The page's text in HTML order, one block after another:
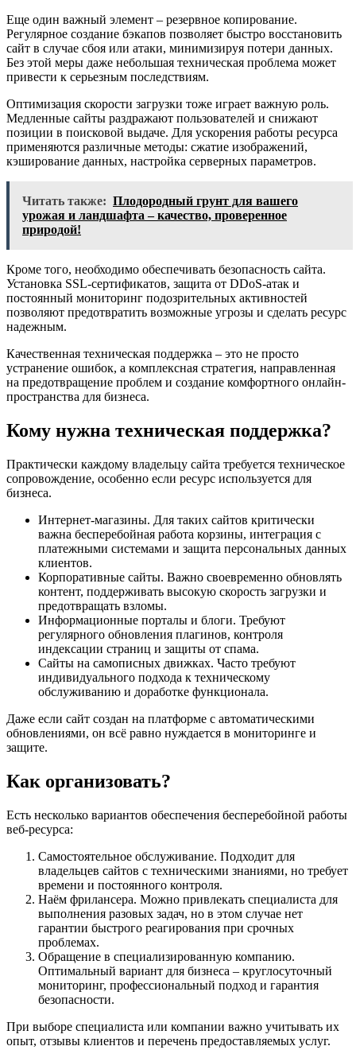
Еще один важный элемент – резервное копирование.
Регулярное создание бэкапов позволяет быстро восстановить
сайт в случае сбоя или атаки, минимизируя потери данных.
Без этой меры даже небольшая техническая проблема может
привести к серьезным последствиям.
Оптимизация скорости загрузки тоже играет важную роль.
Медленные сайты раздражают пользователей и снижают
позиции в поисковой выдаче. Для ускорения работы ресурса
применяются различные методы: сжатие изображений,
кэширование данных, настройка серверных параметров.
Читать также: Плодородный грунт для вашего
урожая и ландшафта – качество, проверенное
природой!
Кроме того, необходимо обеспечивать безопасность сайта.
Установка SSL-сертификатов, защита от DDoS-атак и
постоянный мониторинг подозрительных активностей
позволяют предотвратить возможные угрозы и сделать ресурс
надежным.
Качественная техническая поддержка – это не просто
устранение ошибок, а комплексная стратегия, направленная
на предотвращение проблем и создание комфортного онлайн-
пространства для бизнеса.
Кому нужна техническая поддержка?
Практически каждому владельцу сайта требуется техническое
сопровождение, особенно если ресурс используется для
бизнеса.
Интернет-магазины. Для таких сайтов критически
важна бесперебойная работа корзины, интеграция с
платежными системами и защита персональных данных
клиентов.
Корпоративные сайты. Важно своевременно обновлять
контент, поддерживать высокую скорость загрузки и
предотвращать взломы.
Информационные порталы и блоги. Требуют
регулярного обновления плагинов, контроля
индексации страниц и защиты от спама.
Сайты на самописных движках. Часто требуют
индивидуального подхода к техническому
обслуживанию и доработке функционала.
Даже если сайт создан на платформе с автоматическими
обновлениями, он всё равно нуждается в мониторинге и
защите.
Как организовать?
Есть несколько вариантов обеспечения бесперебойной работы
веб-ресурса:
Самостоятельное обслуживание. Подходит для
владельцев сайтов с техническими знаниями, но требует
времени и постоянного контроля.
Наём фрилансера. Можно привлекать специалиста для
выполнения разовых задач, но в этом случае нет
гарантии быстрого реагирования при срочных
проблемах.
Обращение в специализированную компанию.
Оптимальный вариант для бизнеса – круглосуточный
мониторинг, профессиональный подход и гарантия
безопасности.
При выборе специалиста или компании важно учитывать их
опыт, отзывы клиентов и перечень предоставляемых услуг.